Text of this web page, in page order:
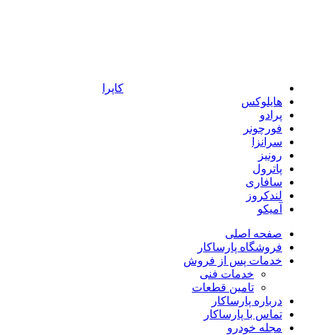
کاپرا
هایلوکس
پرادو
فورچونر
سرانزا
رونیز
پاترول
سافاری
لندکروز
آمیکو
صفحه اصلی
فروشگاه پارساکار
خدمات پس از فروش
خدمات فنی
تامین قطعات
درباره پارساکار
تماس با پارساکار
مجله خودرو